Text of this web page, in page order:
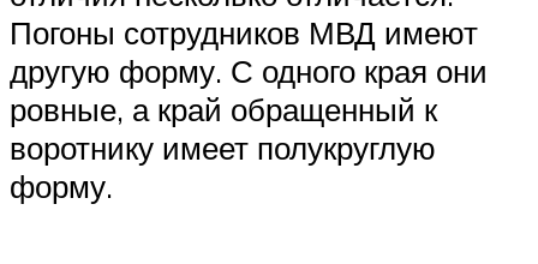
Погоны сотрудников МВД имеют
другую форму. С одного края они
ровные, а край обращенный к
воротнику имеет полукруглую
форму.